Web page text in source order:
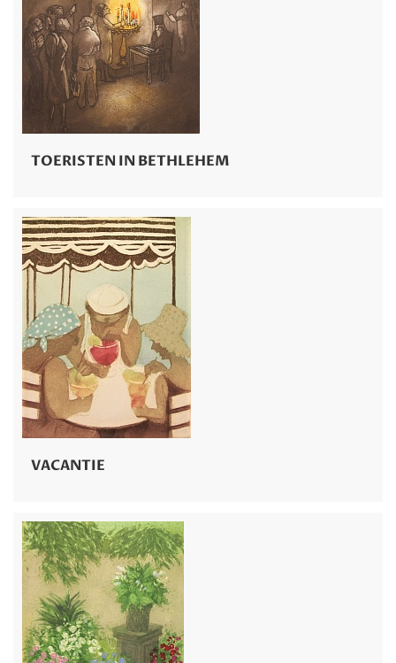
TOERISTEN IN BETHLEHEM
VACANTIE